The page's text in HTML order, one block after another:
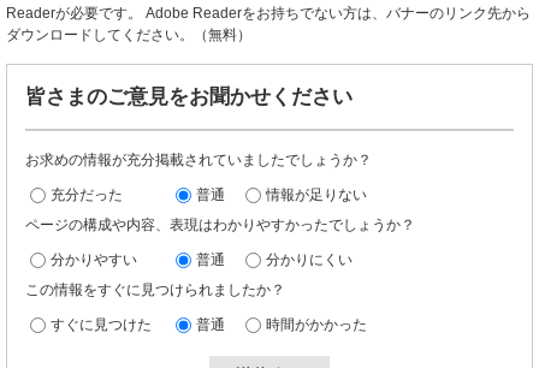
Readerが必要です。
Adobe Readerをお持ちでない方は、バナーのリンク先から
ダウンロードしてください。（無料）
皆さまのご意見をお聞かせください
お求めの情報が充分掲載されていましたでしょうか？
充分だった 普通
情報が足りない
ページの構成や内容、表現はわかりやすかったでしょうか？
分かりやすい 普通
分かりにくい
この情報をすぐに見つけられましたか？
すぐに見つけた 普通 時間がかかった